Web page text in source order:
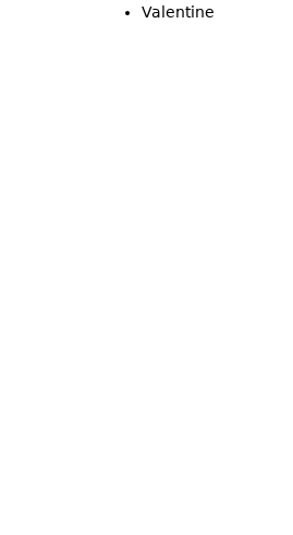
Valentine